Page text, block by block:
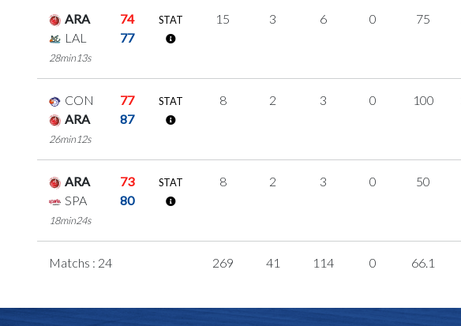
ARA
74
LAL
77
28min13s
STAT 15 3 6 0 75
CON
77
ARA
87
26min12s
STAT 8 2 3 0 100
ARA
73
SPA
80
18min24s
STAT 8 2 3 0 50
Matchs : 24 269 41 114 0 66.1